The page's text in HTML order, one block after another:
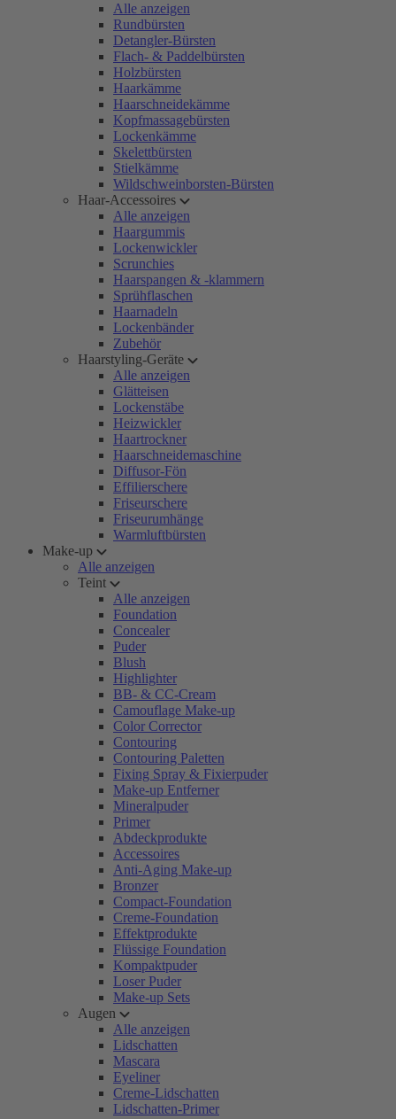
Alle anzeigen
Rundbürsten
Detangler-Bürsten
Flach- & Paddelbürsten
Holzbürsten
Haarkämme
Haarschneidekämme
Kopfmassagebürsten
Lockenkämme
Skelettbürsten
Stielkämme
Wildschweinborsten-Bürsten
Haar-Accessoires
Alle anzeigen
Haargummis
Lockenwickler
Scrunchies
Haarspangen & -klammern
Sprühflaschen
Haarnadeln
Lockenbänder
Zubehör
Haarstyling-Geräte
Alle anzeigen
Glätteisen
Lockenstäbe
Heizwickler
Haartrockner
Haarschneidemaschine
Diffusor-Fön
Effilierschere
Friseurschere
Friseurumhänge
Warmluftbürsten
Make-up
Alle anzeigen
Teint
Alle anzeigen
Foundation
Concealer
Puder
Blush
Highlighter
BB- & CC-Cream
Camouflage Make-up
Color Corrector
Contouring
Contouring Paletten
Fixing Spray & Fixierpuder
Make-up Entferner
Mineralpuder
Primer
Abdeckprodukte
Accessoires
Anti-Aging Make-up
Bronzer
Compact-Foundation
Creme-Foundation
Effektprodukte
Flüssige Foundation
Kompaktpuder
Loser Puder
Make-up Sets
Augen
Alle anzeigen
Lidschatten
Mascara
Eyeliner
Creme-Lidschatten
Lidschatten-Primer